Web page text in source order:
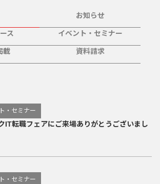
お知らせ
ス イベント・セミナー
載 資料請求
・セミナー
IT転職フェアにご来場ありがとうございまし
・セミナー